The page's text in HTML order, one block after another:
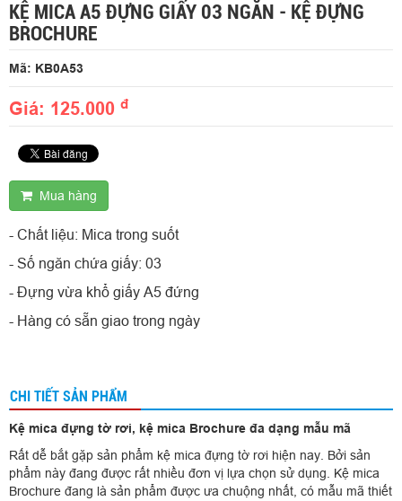
KỆ MICA A5 ĐỰNG GIẤY 03 NGĂN - KỆ ĐỰNG
BROCHURE
Mã: KB0A53
Giá: 125.000 đ
Mua hàng
- Chất liệu: Mica trong suốt
- Số ngăn chứa giấy: 03
- Đựng vừa khổ giấy A5 đứng
- Hàng có sẵn giao trong ngày
CHI TIẾT SẢN PHẨM
Kệ mica đựng tờ rơi, kệ mica Brochure đa dạng mẫu mã
Rất dễ bắt gặp sản phẩm kệ mica đựng tờ rơi hiện nay. Bởi sản
phẩm này đang được rất nhiều đơn vị lựa chọn sử dụng. Kệ mica
Brochure đang là sản phẩm được ưa chuộng nhất, có mẫu mã thiết